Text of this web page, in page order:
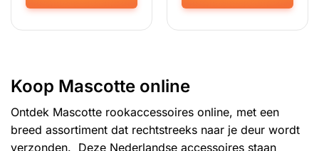
Dit
product
Deze
kan
gekozen
Dit
product
Deze
kan
gekozen
Koop Mascotte online
Ontdek Mascotte rookaccessoires online, met een
breed assortiment dat rechtstreeks naar je deur wordt
verzonden. Deze Nederlandse accessoires staan